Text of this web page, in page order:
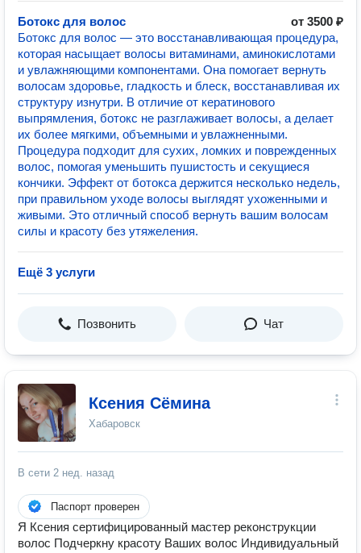
Ботокс для волос
от 3500 ₽
Ботокс для волос — это восстанавливающая процедура,
которая насыщает волосы витаминами, аминокислотами
и увлажняющими компонентами. Она помогает вернуть
волосам здоровье, гладкость и блеск, восстанавливая их
структуру изнутри. В отличие от кератинового
выпрямления, ботокс не разглаживает волосы, а делает
их более мягкими, объемными и увлажненными.
Процедура подходит для сухих, ломких и поврежденных
волос, помогая уменьшить пушистость и секущиеся
кончики. Эффект от ботокса держится несколько недель,
при правильном уходе волосы выглядят ухоженными и
живыми. Это отличный способ вернуть вашим волосам
силы и красоту без утяжеления.
Ещё 3 услуги
Позвонить Чат
Ксения Сёмина
Хабаровск
В сети 2 нед. назад
Паспорт проверен
Я Ксения сертифицированный мастер реконструкции
волос Подчеркну красоту Ваших волос Индивидуальный